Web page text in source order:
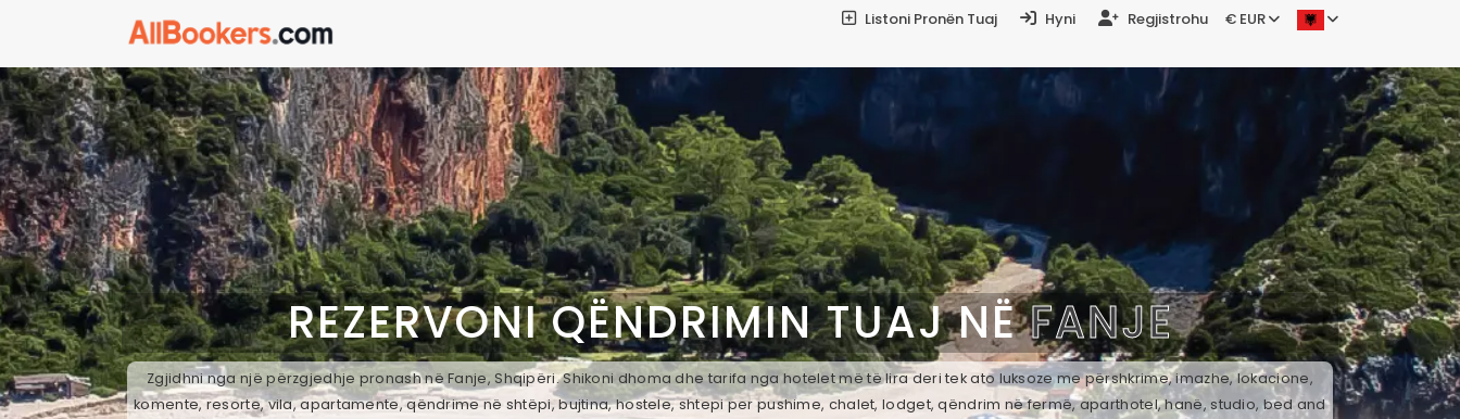
Listoni Pronën Tuaj Hyni Regjistrohu € EUR
REZERVONI QËNDRIMIN TUAJ NËFANJE
Zgjidhni nga një përzgjedhje pronash në Fanje, Shqipëri. Shikoni dhoma dhe tarifa nga hotelet më të lira deri tek ato luksoze me përshkrime, imazhe, lokacione,
komente, resorte, vila, apartamente, qëndrime në shtëpi, bujtina, hostele, shtepi per pushime, chalet, lodget, qëndrim në fermë, aparthotel, hanë, studio, bed and